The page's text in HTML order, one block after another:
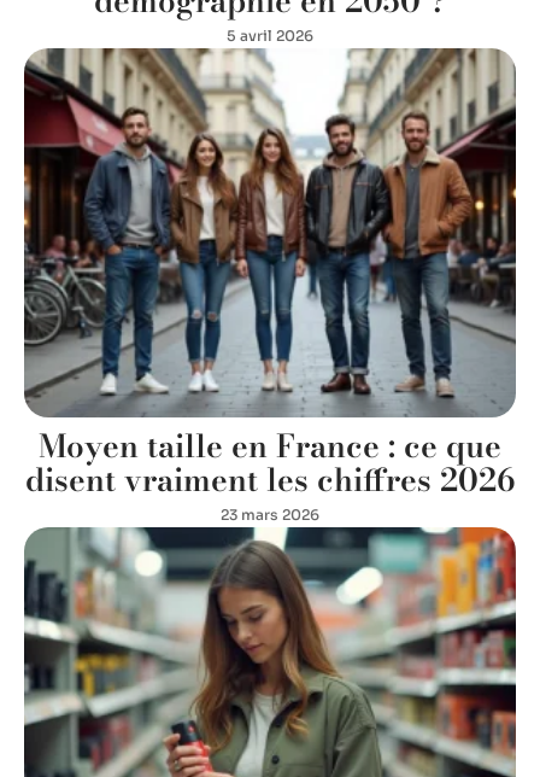
5 avril 2026
Moyen taille en France : ce que
disent vraiment les chiffres 2026
23 mars 2026